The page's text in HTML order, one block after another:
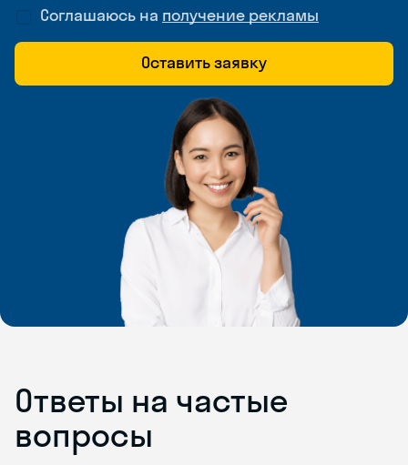
Соглашаюсь на получение рекламы
Оставить заявку
Ответы на частые
вопросы